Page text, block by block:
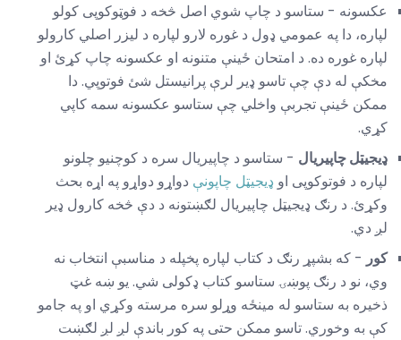
عکسونه - ستاسو د چاپ شوي اصل څخه د فوټوکوپی کولو
لپاره، دا په عمومي ډول د غوره لارو لپاره د لیزر اصلي کارولو
لپاره غوره ده. د امتحان ځینې متنونه او عکسونه چاپ کړئ او
مخکې له دې چې تاسو ډیر لرې پرانیستل شئ فوتوپي. دا
ممکن ځینې تجربې واخلي چې ستاسو عکسونه سمه کاپي
کړي.
ډیجیټل چاپیریال - ستاسو د چاپیریال سره د کوچنیو چلونو
لپاره د فوتوکوپی او ډیجیټل چاپونې دواړو دواړو په اړه بحث
وکړئ. د رنګ ډیجیټل چاپیریال لګښتونه د دې څخه کارول ډیر
لږ دي.
کور - که بشپړ رنګ د کتاب لپاره پخپله د مناسبې انتخاب نه
وي، نو د رنګ پوښۍ ستاسو کتاب ډکولی شي. یو ښه غټ
ذخیره به ستاسو له مینځه وړلو سره مرسته وکړي او په جامو
کې به وخوري. تاسو ممکن حتی په کور باندې لږ لږ لګښت